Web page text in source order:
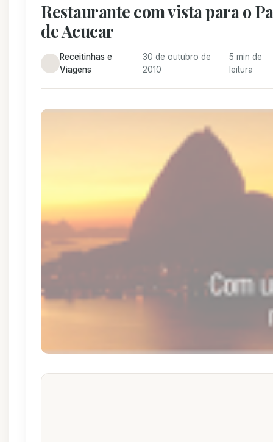
Restaurante com vista para o
de Acucar
Receitinhas e
Viagens
30 de outubro de
2010
5 min de
leitura